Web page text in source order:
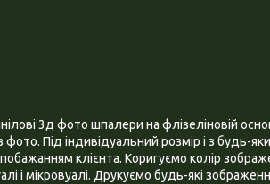
3д фото шпалери на флізеліновій
Під індивідуальний розмір і з будь-
клієнта. Коригуємо колір
і мікровуалі. Друкуємо будь-які